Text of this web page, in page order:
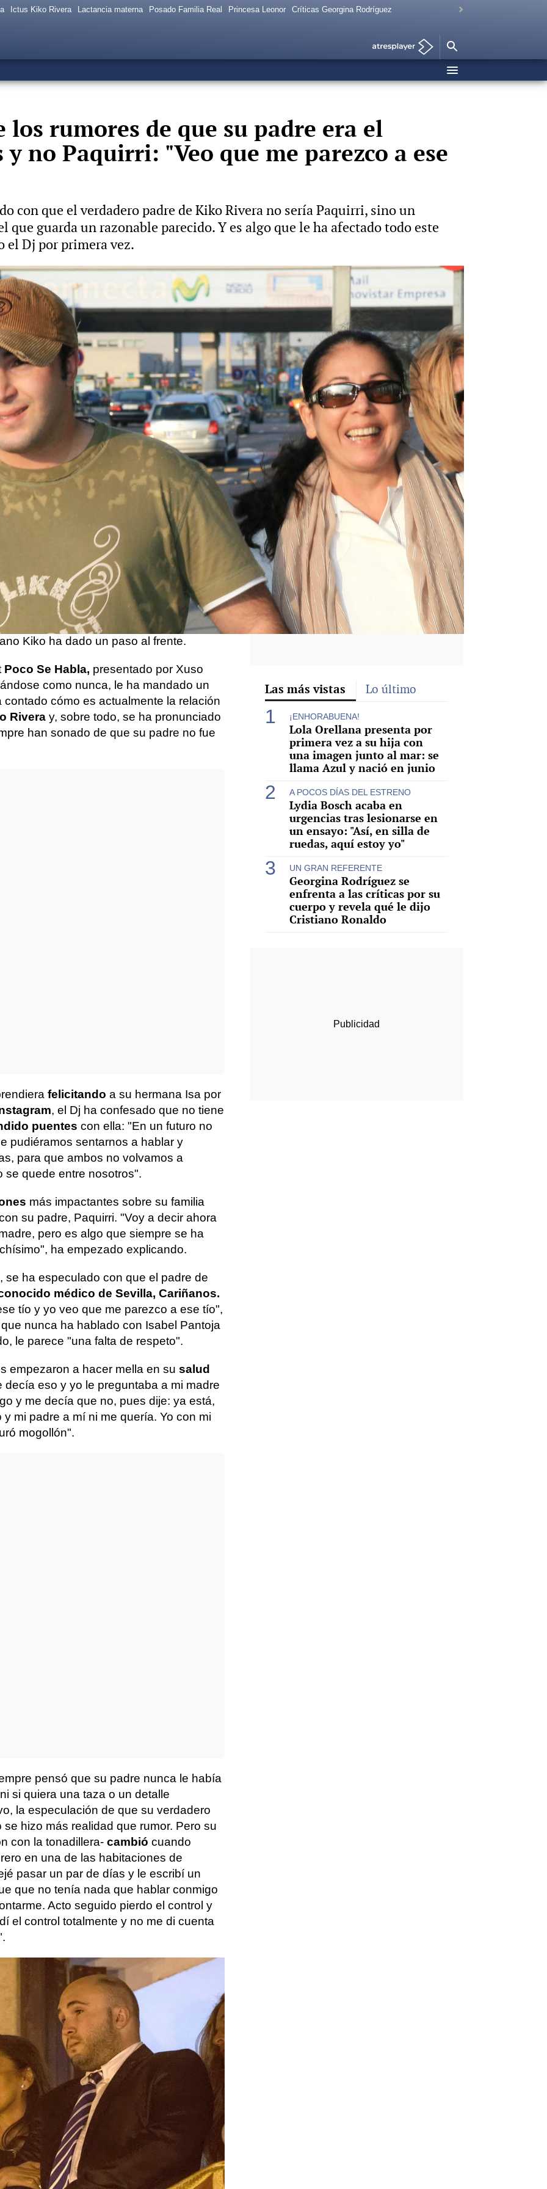
Ictus Kiko Rivera Lactancia materna Posado Familia Real Princesa Leonor Críticas Georgina Rodríguez
los rumores de que su padre era el
no Paquirri: "Veo que me parezco a ese
con que el verdadero padre de Kiko Rivera no sería Paquirri, sino un
que guarda un razonable parecido. Y es algo que le ha afectado todo este
el Dj por primera vez.
Foto: Gtres
con un emotivo mensaje: "Me gustaría volver atrás en el tiempo y cambiarlo"
WhatsappFacebook
X Flipboard
Riverano se sentaba en ningún
hablar de la familia
Pantoja , su familia.
el embarazo de Isa Pantoja
y tras salir
de televisión ha cortado toda relación
Kiko ha dado un paso al frente.
Poco Se Habla, presentado por Xuso
como nunca, le ha mandado un
cómo es actualmente la relación
Rivera y, sobre todo, se ha pronunciado
han sonado de que su padre no fue
felicitando a su hermana Isa por
, el Dj ha confesado que no tiene
puentes con ella: "En un futuro no
pudiéramos sentarnos a hablar y
para que ambos no volvamos a
se quede entre nosotros".
más impactantes sobre su familia
su padre, Paquirri. "Voy a decir ahora
pero es algo que siempre se ha
ha empezado explicando.
se ha especulado con que el padre de
médico de Sevilla, Cariñanos.
tío y yo veo que me parezco a ese tío",
nunca ha hablado con Isabel Pantoja
le parece "una falta de respeto".
empezaron a hacer mella en su salud
decía eso y yo le preguntaba a mi madre
y me decía que no, pues dije: ya está,
mi padre a mí ni me quería. Yo con mi
mogollón".
pensó que su padre nunca le había
si quiera una taza o un detalle
la especulación de que su verdadero
hizo más realidad que rumor. Pero su
con la tonadillera- cambió cuando
en una de las habitaciones de
pasar un par de días y le escribí un
que no tenía nada que hablar conmigo
Acto seguido pierdo el control y
el control totalmente y no me di cuenta
Las más vistas Lo último
¡ENHORABUENA!
Lola Orellana presenta por
primera vez a su hija con
una imagen junto al mar: se
llama Azul y nació en junio
A POCOS DÍAS DEL ESTRENO
Lydia Bosch acaba en
urgencias tras lesionarse en
un ensayo: "Así, en silla de
ruedas, aquí estoy yo"
UN GRAN REFERENTE
Georgina Rodríguez se
enfrenta a las críticas por su
cuerpo y revela qué le dijo
Cristiano Ronaldo